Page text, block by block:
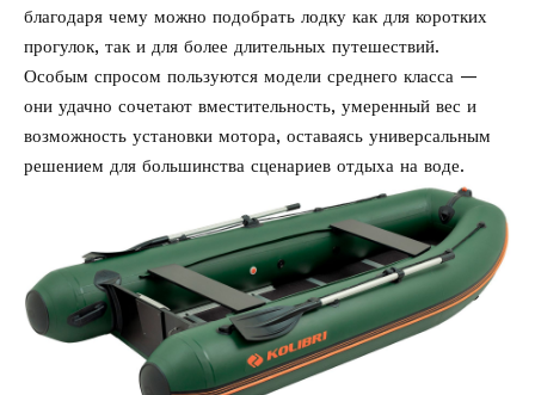
благодаря чему можно подобрать лодку как для коротких
прогулок, так и для более длительных путешествий.
Особым спросом пользуются модели среднего класса —
они удачно сочетают вместительность, умеренный вес и
возможность установки мотора, оставаясь универсальным
решением для большинства сценариев отдыха на воде.